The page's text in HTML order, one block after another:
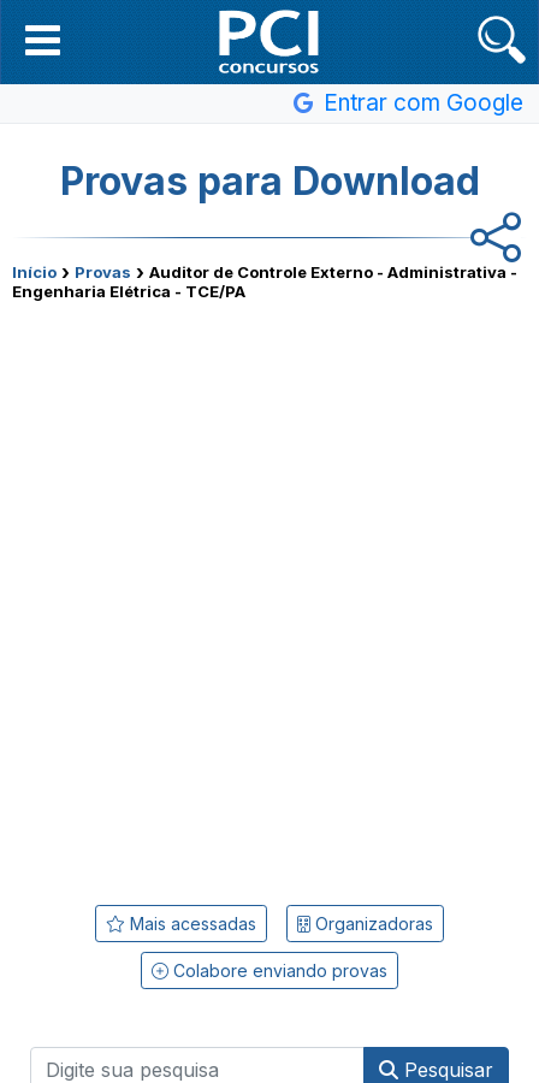
Entrar com Google
Provas para Download
Início › Provas › Auditor de Controle Externo - Administrativa -
Engenharia Elétrica - TCE/PA
Mais acessadas Organizadoras
Colabore enviando provas
Pesquisar